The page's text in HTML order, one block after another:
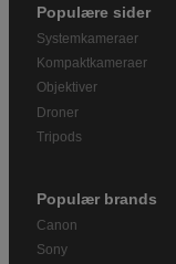
Populære sider
Systemkameraer
Kompaktkameraer
Objektiver
Droner
Tripods
Populær brands
Canon
Sony